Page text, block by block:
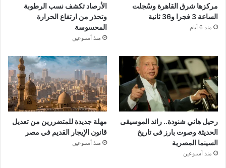
مركزها شرق القاهرة وسُجلت
الساعة 3 فجرا و36 ثانية
منذ 6 أيام
الأرصاد تكشف نسب الرطوبة
وتحذر من ارتفاع الحرارة
المحسوسة
منذ أسبوعين
رحيل هاني شنودة.. رائد الموسيقى
الحديثة وصوت بارز في تاريخ
السينما المصرية
منذ أسبوعين
مهلة جديدة للمتضررين من تعديل
قانون الإيجار القديم في مصر
منذ أسبوعين